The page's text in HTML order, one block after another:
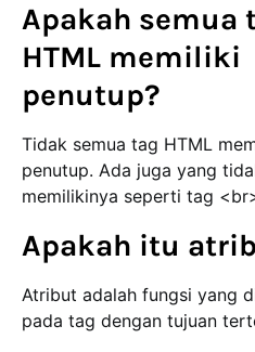
Apakah semua
HTML memiliki
penutup?
Tidak semua tag HTML
penutup. Ada juga yang
memilikinya seperti tag
Apakah itu
Atribut adalah fungsi yang
pada tag dengan tujuan